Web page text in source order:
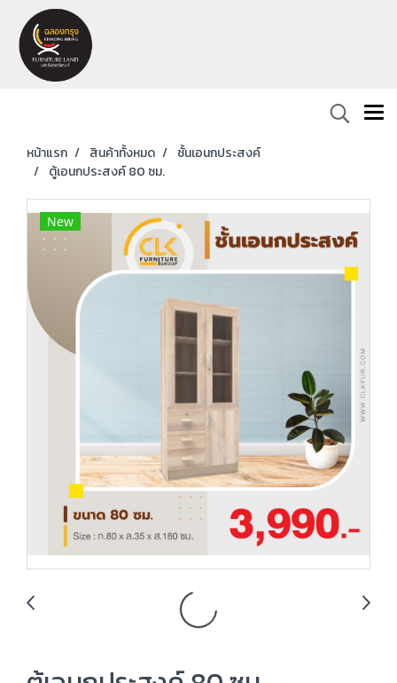
หน้าแรก สินค้าทั้งหมด
ชั้นเอนกประสงค์
ตู้เอนกประสงค์ 80 ซม.
New